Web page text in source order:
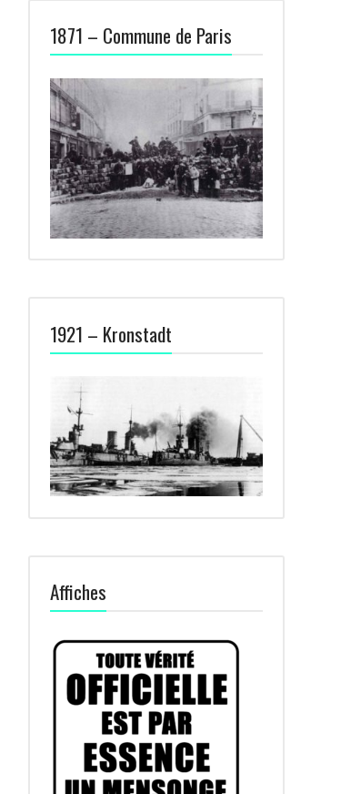
1871 – Commune de Paris
1921 – Kronstadt
Affiches